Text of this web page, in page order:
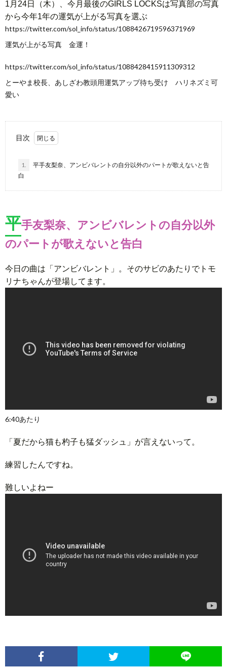
1月24日（木）、今月最後のGIRLS LOCKSは写真部の写真
から今年1年の運気が上がる写真を選ぶ
https://twitter.com/sol_info/status/1088426719596371969
運気が上がる写真 金運！
https://twitter.com/sol_info/status/1088428415911309312
とーやま校長、あしざわ教頭用運気アップ待ち受け ハリネズミ可
愛い
目次
1.
平手友梨奈、アンビバレントの自分以外のパートが歌えないと告
白
平手友梨奈、アンビバレントの自分以外
のパートが歌えないと告白
今日の曲は「アンビバレント」。そのサビのあたりでトモ
リナちゃんが登場してます。
6:40あたり
「夏だから猫も杓子も猛ダッシュ」が言えないって。
練習したんですね。
難しいよねー